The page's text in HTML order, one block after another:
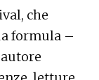
che
formula –